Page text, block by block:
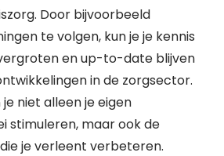
Door bijvoorbeeld
te volgen, kun je je kennis
en up-to-date blijven
in de zorgsector.
niet alleen je eigen
stimuleren, maar ook de
je verleent verbeteren.